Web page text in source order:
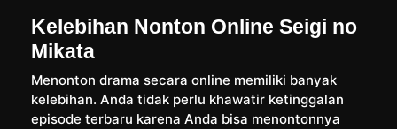
Kelebihan Nonton Online Seigi no
Mikata
Menonton drama secara online memiliki banyak
kelebihan. Anda tidak perlu khawatir ketinggalan
episode terbaru karena Anda bisa menontonnya